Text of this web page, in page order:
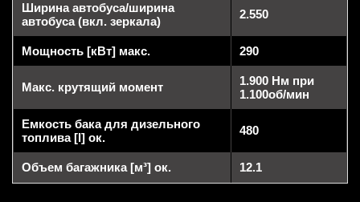
Ширина автобуса/ширина
автобуса (вкл. зеркала)
2.550
Мощность [кВт] макс. 290
Макс. крутящий момент
1.900 Нм при
1.100об/мин
Емкость бака для дизельного
топлива [l] ок.
480
Объем багажника [м³] ок. 12.1